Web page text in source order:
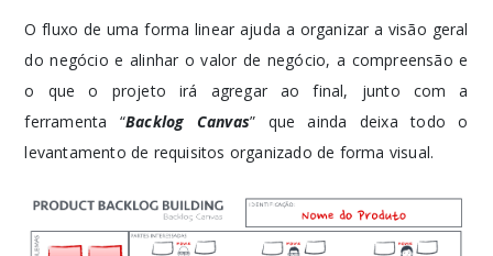
O fluxo de uma forma linear ajuda a organizar a visão geral
do negócio e alinhar o valor de negócio, a compreensão e
o que o projeto irá agregar ao final, junto com a
ferramenta “Backlog Canvas” que ainda deixa todo o
levantamento de requisitos organizado de forma visual.